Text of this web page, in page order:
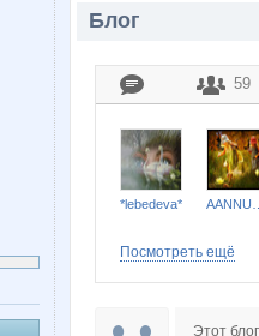
Блог
59
*lebedeva*
Посмотреть ещё
Этот